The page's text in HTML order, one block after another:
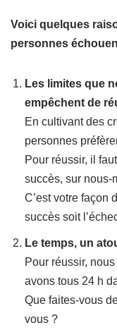
Voici quelques
personnes
Les limites que
empêchent de
En cultivant des
personnes
Pour réussir, il
succès, sur nous-
C’est votre façon
succès soit
Le temps, un
Pour réussir,
avons tous 24 h
Que faites-vous
vous ?